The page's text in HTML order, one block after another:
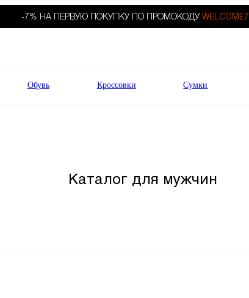
-7% НА ПЕРВУЮ ПОКУПКУ ПО ПРОМОКОДУ WELCOME7.
Обувь Кроссовки Сумки
Каталог для мужчин